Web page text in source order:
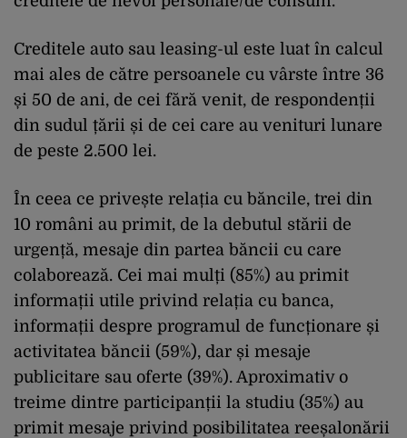
Creditele auto sau leasing-ul este luat în calcul
mai ales de către persoanele cu vârste între 36
și 50 de ani, de cei fără venit, de respondenții
din sudul țării și de cei care au venituri lunare
de peste 2.500 lei.
În ceea ce privește relația cu băncile, trei din
10 români au primit, de la debutul stării de
urgență, mesaje din partea băncii cu care
colaborează. Cei mai mulți (85%) au primit
informații utile privind relația cu banca,
informații despre programul de funcționare și
activitatea băncii (59%), dar și mesaje
publicitare sau oferte (39%). Aproximativ o
treime dintre participanții la studiu (35%) au
primit mesaje privind posibilitatea reeșalonării